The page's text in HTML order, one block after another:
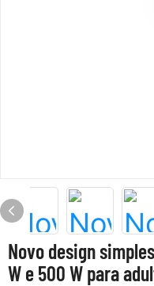
Novo design
W e 500 W para